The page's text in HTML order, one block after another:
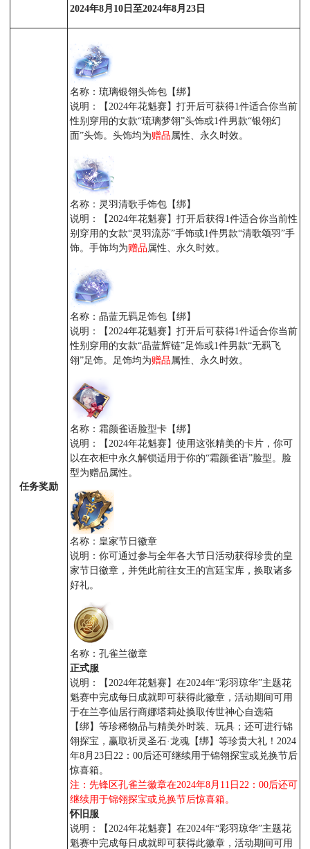
2024年8月10日至2024年8月23日
任务奖励
名称：琉璃银翎头饰包【绑】
说明：【2024年花魁赛】打开后可获得1件适合你当前
性别穿用的女款“琉璃梦翎”头饰或1件男款“银翎幻
面”头饰。头饰均为赠品 属性、永久时效。
名称：灵羽清歌手饰包【绑】
说明：【2024年花魁赛】打开后获得1件适合你当前性
别穿用的女款“灵羽流苏”手饰或1件男款“清歌颂羽”手
饰。手饰均为赠品 属性、永久时效。
名称：晶蓝无羁足饰包【绑】
说明：【2024年花魁赛】打开后可获得1件适合你当前
性别穿用的女款“晶蓝辉链”足饰或1件男款“无羁飞
翎”足饰。足饰均为赠品 属性、永久时效。
名称：霜颜雀语脸型卡【绑】
说明：【2024年花魁赛】使用这张精美的卡片，你可
以在衣柜中永久解锁适用于你的“霜颜雀语”脸型。脸
型为赠品属性。
名称：皇家节日徽章
说明：你可通过参与全年各大节日活动获得珍贵的皇
家节日徽章，并凭此前往女王的宫廷宝库，换取诸多
好礼。
名称：孔雀兰徽章
正式服
说明：【2024年花魁赛】在2024年“彩羽琼华”主题花
魁赛中完成每日成就即可获得此徽章，活动期间可用
于在兰亭仙居行商娜塔莉处换取传世神心自选箱
【绑】等珍稀物品与精美外时装、玩具；还可进行锦
翎探宝，赢取祈灵圣石·龙魂【绑】等珍贵大礼！2024
年8月23日22：00后还可继续用于锦翎探宝或兑换节后
惊喜箱。
注：先锋区孔雀兰徽章在2024年8月11日22：00后还可
继续用于锦翎探宝或兑换节后惊喜箱。
怀旧服
说明：【2024年花魁赛】在2024年“彩羽琼华”主题花
魁赛中完成每日成就即可获得此徽章，活动期间可用